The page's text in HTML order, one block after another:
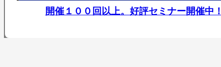
開催１００回以上。好評セミナー開催中